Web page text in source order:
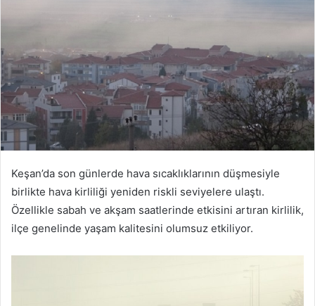
Keşan’da son günlerde hava sıcaklıklarının düşmesiyle
birlikte hava kirliliği yeniden riskli seviyelere ulaştı.
Özellikle sabah ve akşam saatlerinde etkisini artıran kirlilik,
ilçe genelinde yaşam kalitesini olumsuz etkiliyor.